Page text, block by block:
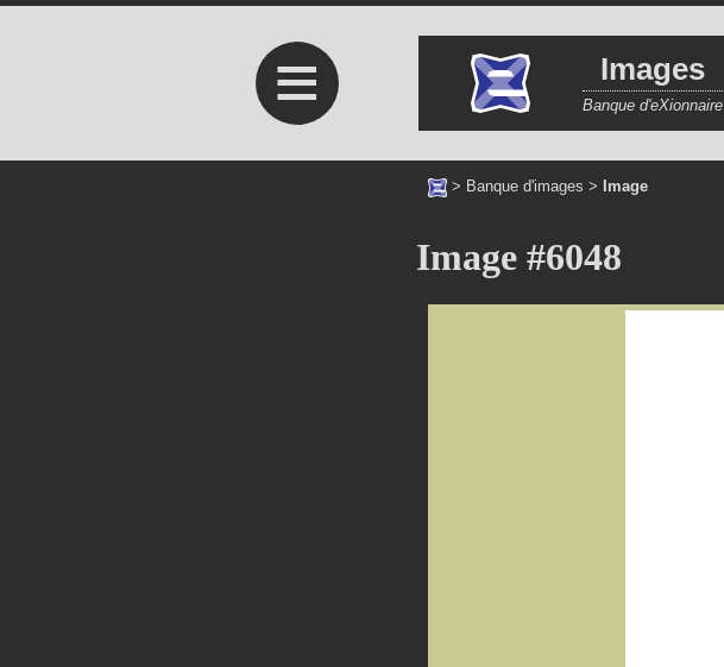
≡ Images
Banque d'eXionnaire
> Banque d'images > Image
Image #6048